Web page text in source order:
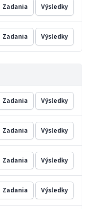
Zadania Výsledky
Zadania Výsledky
Zadania Výsledky
Zadania Výsledky
Zadania Výsledky
Zadania Výsledky